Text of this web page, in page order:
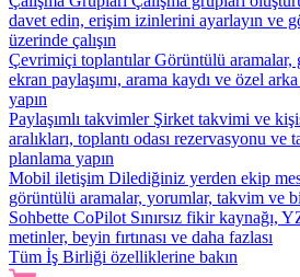
davet edin, erişim izinlerini ayarlayın ve
üzerinde çalışın
Çevrimiçi toplantılar Görüntülü aramalar,
ekran paylaşımı, arama kaydı ve özel
yapın
Paylaşımlı takvimler Şirket takvimi ve
aralıkları, toplantı odası rezervasyonu
planlama yapın
Mobil iletişim Dilediğiniz yerden ekip
görüntülü aramalar, yorumlar, takvim ve
Sohbette CoPilot Sınırsız fikir kaynağı,
metinler, beyin fırtınası ve daha fazlası
Tüm İş Birliği özelliklerine bakın